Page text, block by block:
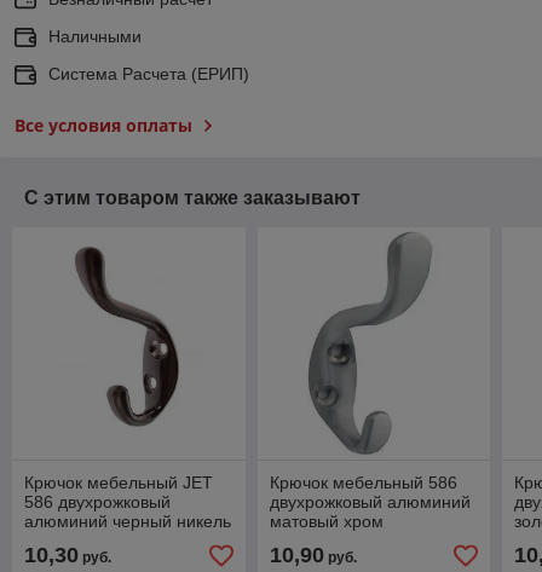
Наличными
Система Расчета (ЕРИП)
Все условия оплаты
С этим товаром также заказывают
Крючок мебельный JET
586 двухрожковый
алюминий черный никель
10,30 руб.
Крючок мебельный 586
двухрожковый алюминий
матовый хром
10,90руб.